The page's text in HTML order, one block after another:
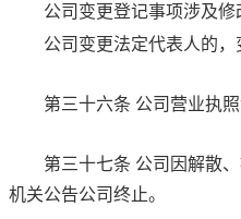
公司变更登记事项涉及
公司变更法定代表人的
第三十六条 公司营业执
第三十七条 公司因解散
机关公告公司终止。